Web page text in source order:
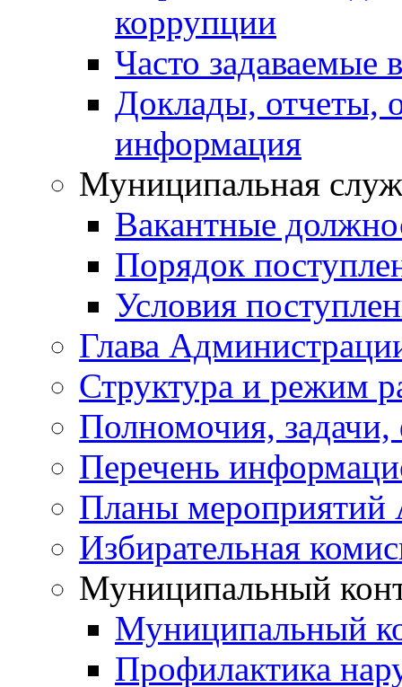
коррупции
Часто задаваемые
Доклады, отчеты,
информация
Муниципальная
Вакантные
Порядок
Условия
Глава
Структура и режим
Полномочия,
Перечень
Планы мероприятий
Избирательная
Муниципальный
Муниципальный
Профилактика